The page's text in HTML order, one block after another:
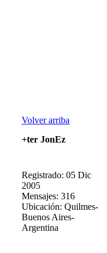
Volver arriba
+ter JonEz
Registrado: 05 Dic
2005
Mensajes: 316
Ubicación: Quilmes-
Buenos Aires-
Argentina